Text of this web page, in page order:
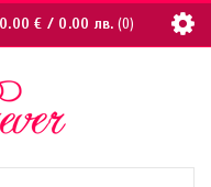
0.00€ / 0.00 лв. 0